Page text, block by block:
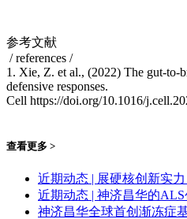
参考文献
/ references /
1. Xie, Z. et al., (2022) The gut-to-
defensive responses.
Cell https://doi.org/10.1016/
查看更多 >
近期动态 | 展硬核创新实
近期动态 | 神济昌华的
神济昌华全球首创渐冻症